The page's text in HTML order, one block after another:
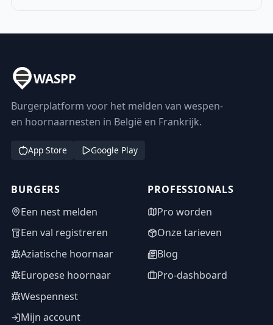
WASPP
Burgerplatform voor het melden van wespen-
en hoornaarnesten in België en Frankrijk.
App Store Google Play
BURGERS
Een nest melden
Een val registreren
Aziatische hoornaar
Europese hoornaar
Wespennest
Mijn account
PROFESSIONALS
Pro worden
Onze tarieven
Blog
Pro-dashboard